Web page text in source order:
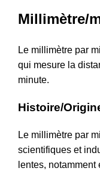
Millimètre/
Le millimètre par
qui mesure la
minute.
Histoire/
Le millimètre par
scientifiques et
lentes,